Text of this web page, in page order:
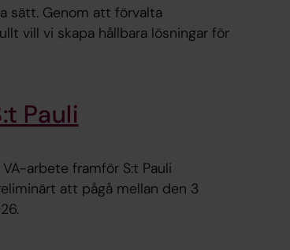
sätt. Genom att förvalta
vill vi skapa hållbara lösningar för
Pauli
arbete framför S:t Pauli
att pågå mellan den 3